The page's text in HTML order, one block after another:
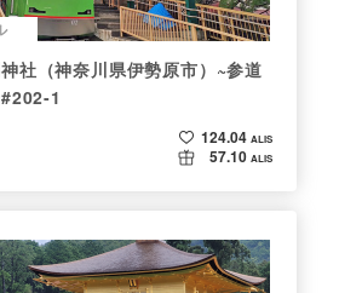
社（神奈川県伊勢原市）~参道
1
124.04 ALIS
57.10 ALIS